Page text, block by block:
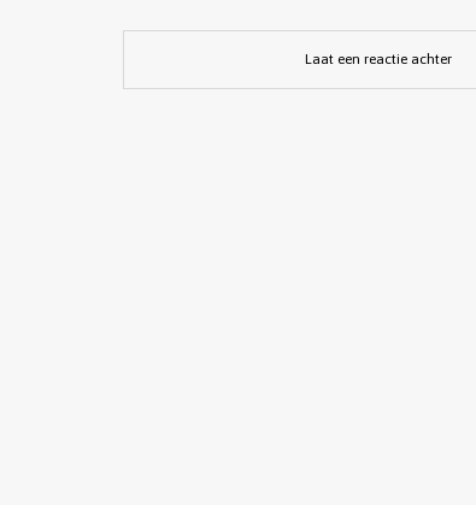
Laat een reactie achter